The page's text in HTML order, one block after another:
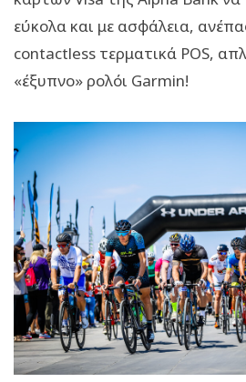
εύκολα και με ασφάλεια,
contactless τερματικά POS,
«έξυπνο» ρολόι Garmin!